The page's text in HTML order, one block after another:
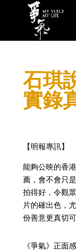
石琪
實錄
【明報專訊】
能夠公映的香
薦，會不會只
拍得好，令觀
片的確出色，
份善意更真切可
《爭氣》正面